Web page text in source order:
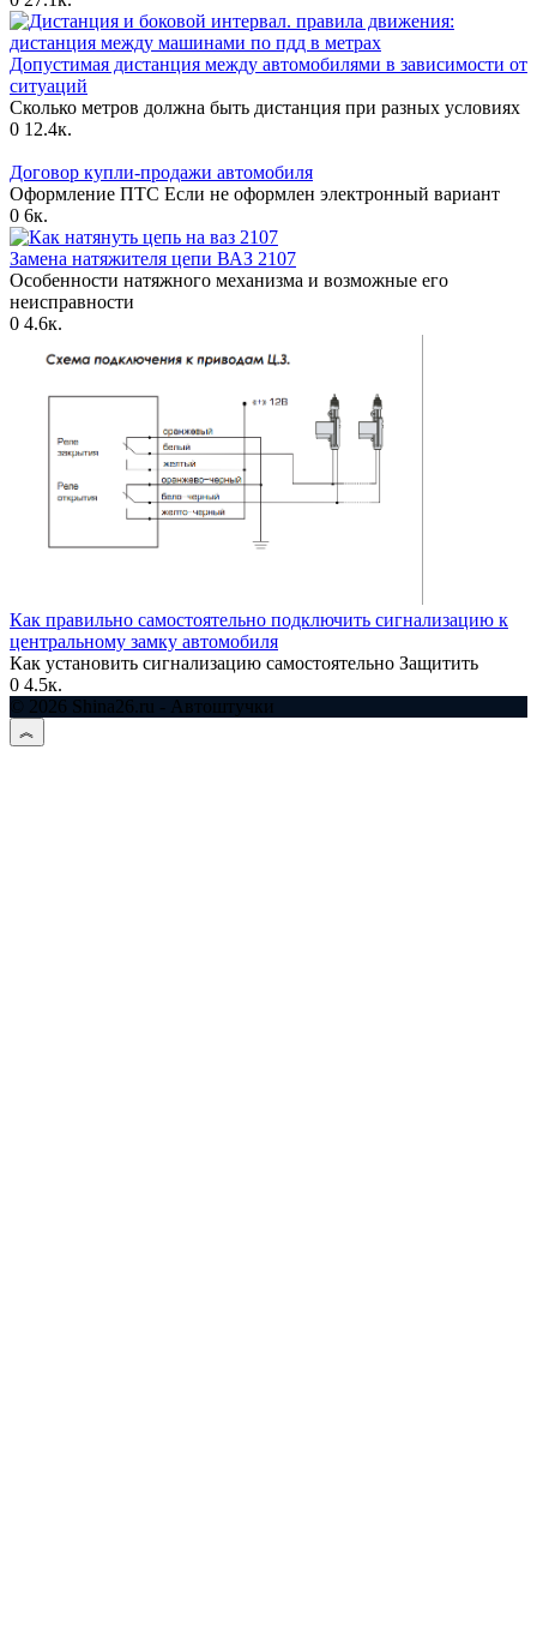
Допустимая дистанция между автомобилями в зависимости от
ситуаций
Сколько метров должна быть дистанция при разных условиях
0 12.4к.
Договор купли-продажи автомобиля
Оформление ПТС Если не оформлен электронный вариант
0 6к.
Замена натяжителя цепи ВАЗ 2107
Особенности натяжного механизма и возможные его
неисправности
0 4.6к.
Как правильно самостоятельно подключить сигнализацию к
центральному замку автомобиля
Как установить сигнализацию самостоятельно Защитить
0 4.5к.
© 2026 Shina26.ru - Автоштучки